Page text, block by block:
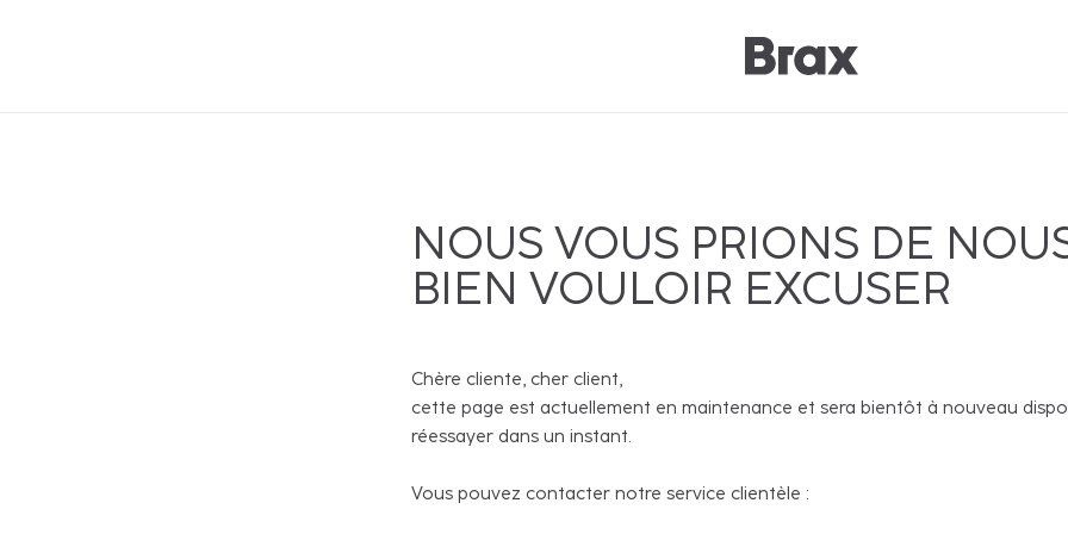
NOUS VOUS PRIONS DE
BIEN VOULOIR EXCUSER
Chère cliente, cher client,
cette page est actuellement en maintenance et sera bientôt à nouveau
réessayer dans un instant.
Vous pouvez contacter notre service clientèle :